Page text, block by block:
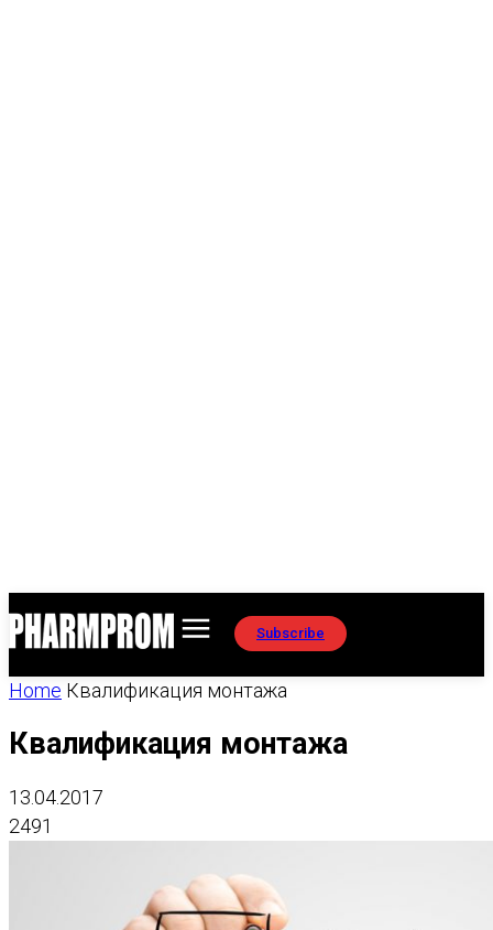
Subscribe
Home Квалификация монтажа
Квалификация монтажа
13.04.2017
2491